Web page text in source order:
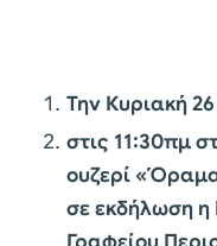
Την Κυριακή
στις 11:30πμ
ουζερί
σε εκδήλωση η